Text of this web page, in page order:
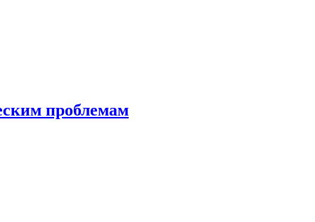
проблемам